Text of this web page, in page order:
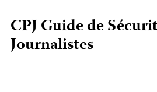
CPJ Guide de
Journalistes